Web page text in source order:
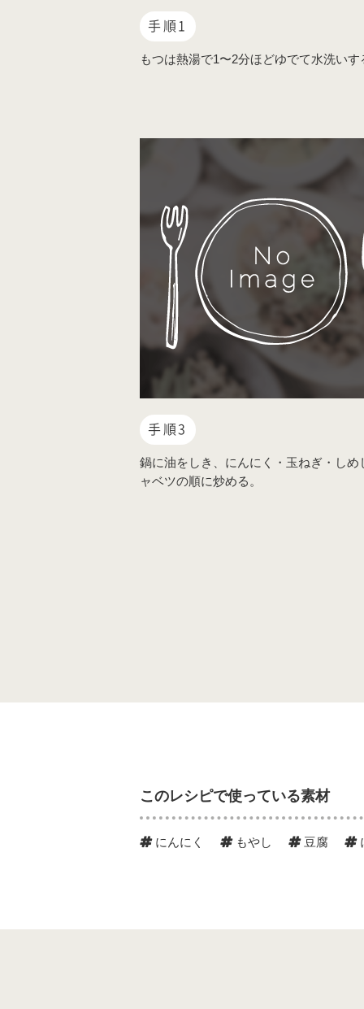
手順1
もつは熱湯で1〜2分ほどゆでて水洗いす
手順3
鍋に油をしき、にんにく・玉ねぎ・しめ
ャベツの順に炒める。
このレシピで使っている素材
にんにく もやし 豆腐